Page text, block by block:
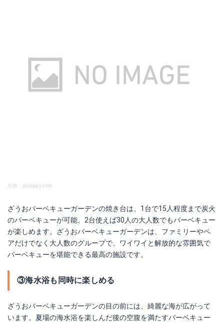
出典：pixabay.com
ざうおバーベキューガーデンの焼き台は、1台で15人程度まで炭火
のバーベキューが可能。2台使えば30人の大人数でもバーベキュー
が楽しめます。ざうおバーベキューガーデンは、ファミリーやペ
アだけでなく大人数のグループで、ワイワイと解放的な雰囲気で
バーベキューを堪能できる最高の施設です。
③海水浴も同時に楽しめる
ざうおバーベキューガーデンの目の前には、綺麗な海が広がって
います。夏場の海水浴を楽しんだ後の空腹を満たすバーベキュー